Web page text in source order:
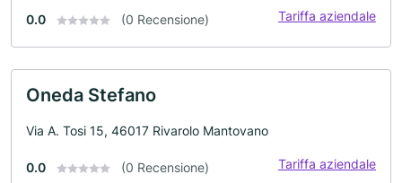
0.0 (0 Recensione) Tariffa aziendale
Oneda Stefano
Via A. Tosi 15, 46017 Rivarolo Mantovano
0.0 (0 Recensione) Tariffa aziendale